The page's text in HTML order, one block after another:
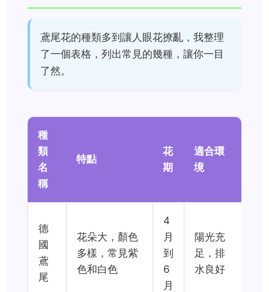
鳶尾花的種類多到讓人眼花撩亂，我整理
了一個表格，列出常見的幾種，讓你一目
了然。
種
類
名
稱
特點
花
期
適合環
境
德
國
鳶
尾
花朵大，顏色
多樣，常見紫
色和白色
4
月
到
6
月
陽光充
足，排
水良好